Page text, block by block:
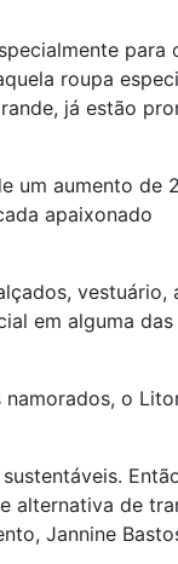
para
roupa
já estão
um aumento de
apaixonado
vestuário,
em alguma das
o
alternativa de
Jannine